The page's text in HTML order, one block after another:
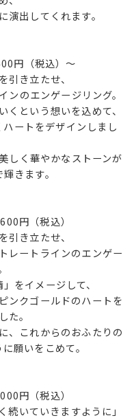
演出してくれます。
円（税込）～
引き立たせ、
ンのエンゲージリング。
くという想いを込めて、
ートをデザインしまし
しく華やかなストーンが
きます。
円（税込）
引き立たせ、
レートラインのエンゲー
をイメージして、
ンクゴールドのハートを
た。
、これからのおふたりの
願いをこめて。
円（税込）
続いていきますように」